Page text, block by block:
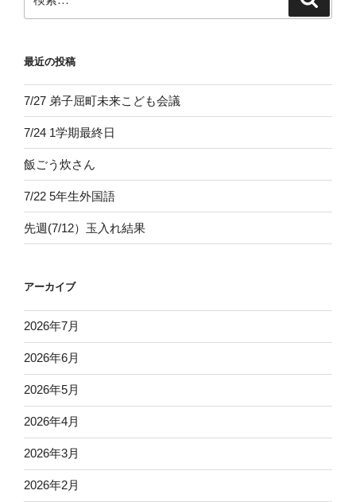
索:
最近の投稿
7/27 弟子屈町未来こども会議
7/24 1学期最終日
飯ごう炊さん
7/22 5年生外国語
先週(7/12）玉入れ結果
アーカイブ
2026年7月
2026年6月
2026年5月
2026年4月
2026年3月
2026年2月